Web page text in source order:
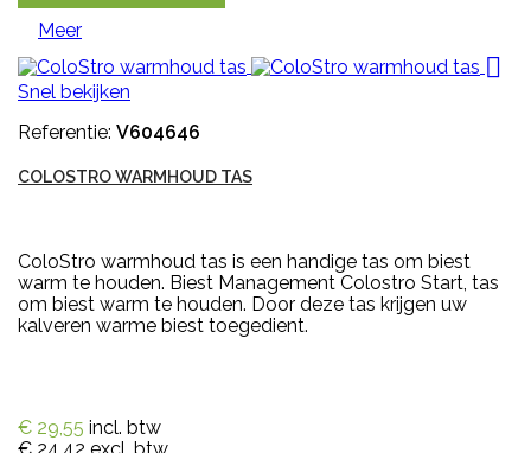
Meer

Snel bekijken
Referentie: V604646
COLOSTRO WARMHOUD TAS
ColoStro warmhoud tas is een handige tas om biest
warm te houden. Biest Management Colostro Start, tas
om biest warm te houden. Door deze tas krijgen uw
kalveren warme biest toegedient.
€ 29,55 incl. btw
€ 24,42 excl. btw